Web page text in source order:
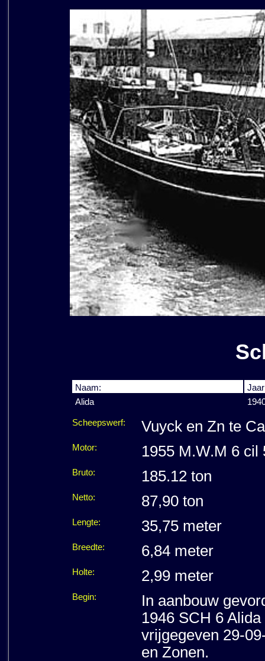
Naam:
Alida
Scheepswerf: Vuyck en Zn te
Motor: 1955 M.W.M 6 cil
Bruto: 185.12 ton
Netto: 87,90 ton
Lengte: 35,75 meter
Breedte: 6,84 meter
Holte: 2,99 meter
Begin:
In aanbouw
1946 SCH 6
vrijgegeven 29-
en Zonen.